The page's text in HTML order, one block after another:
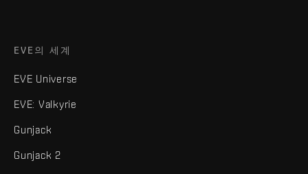
EVE의 세계
EVE Universe
EVE: Valkyrie
Gunjack
Gunjack 2